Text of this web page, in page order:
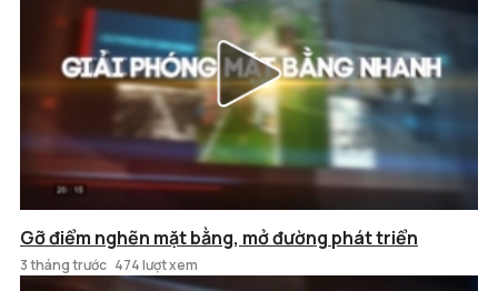
Gỡ điểm nghẽn mặt bằng, mở đường phát triển
3 tháng trước 474 lượt xem